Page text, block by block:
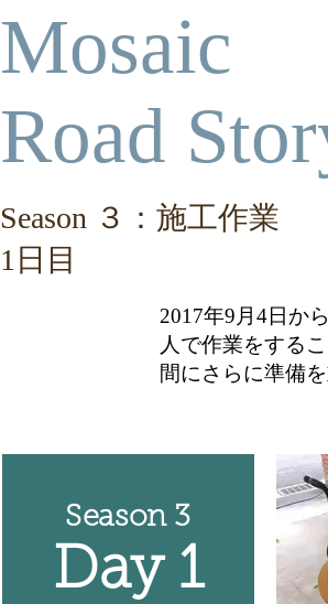
​Mosaic
Road
​Season ３：施工作業
​1日目
2017年9月4日か
人で作業をする
間にさらに準備
Season 3
Day 1